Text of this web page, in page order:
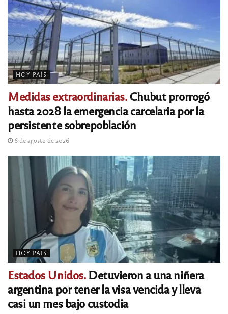
HOY PAÍS
Medidas extraordinarias.Chubut prorrogó
hasta 2028 la emergencia carcelaria por la
persistente sobrepoblación
6 de agosto de 2026
HOY PAÍS
Estados Unidos.Detuvieron a una niñera
argentina por tener la visa vencida y lleva
casi un mes bajo custodia